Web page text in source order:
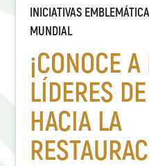
INICIATIVAS
MUNDIAL
¡CONOCE
LÍDERES
HACIA LA